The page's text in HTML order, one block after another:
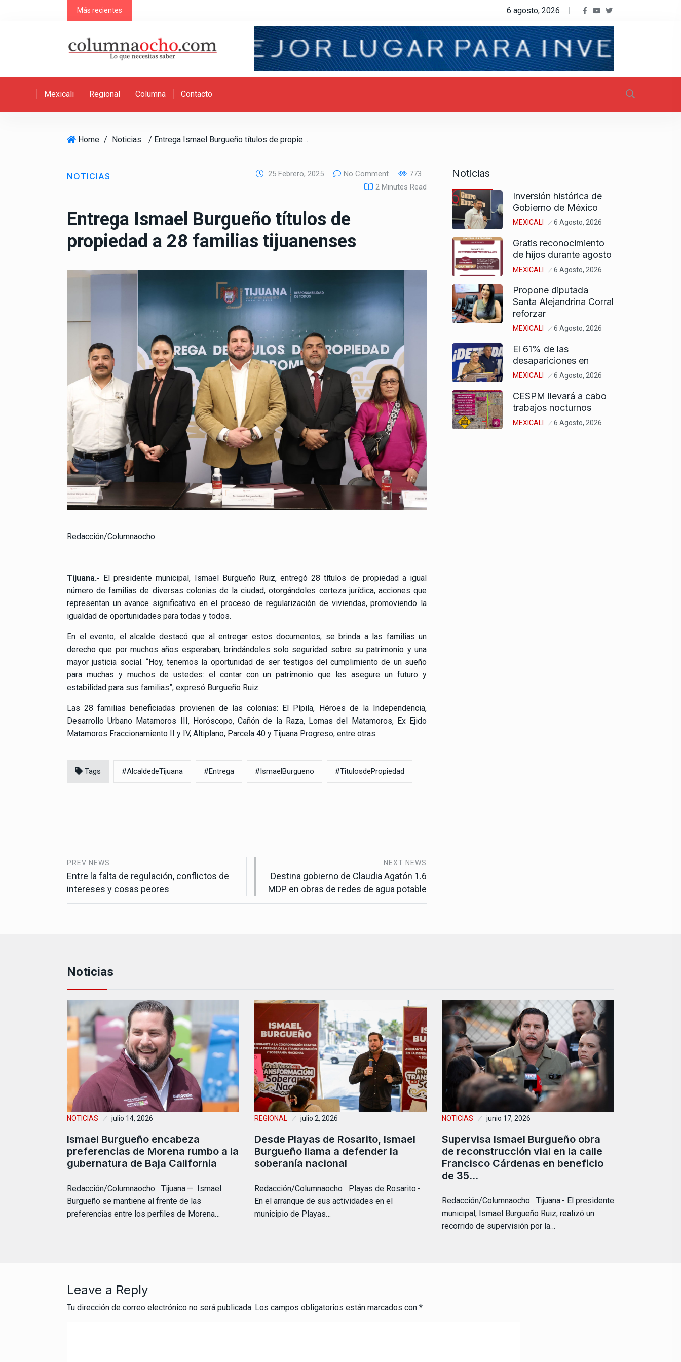
k
Más recientes 6 agosto, 2026
Mexicali Regional Columna Contacto
Home / Noticias / Entrega Ismael Burgueño títulos de propiedad a 28 familias tijuanenses
NOTICIAS 25 Febrero, 2025 No Comment
773
2 Minutes Read
Entrega Ismael Burgueño títulos de
propiedad a 28 familias tijuanenses
Redacción/Columnaocho
Tijuana.- El presidente municipal, Ismael Burgueño Ruiz, entregó 28 títulos de propiedad a igual
número de familias de diversas colonias de la ciudad, otorgándoles certeza jurídica, acciones que
representan un avance significativo en el proceso de regularización de viviendas, promoviendo la
igualdad de oportunidades para todas y todos.
En el evento, el alcalde destacó que al entregar estos documentos, se brinda a las familias un
derecho que por muchos años esperaban, brindándoles solo seguridad sobre su patrimonio y una
mayor justicia social. “Hoy, tenemos la oportunidad de ser testigos del cumplimiento de un sueño
para muchas y muchos de ustedes: el contar con un patrimonio que les asegure un futuro y
estabilidad para sus familias”, expresó Burgueño Ruiz.
Las 28 familias beneficiadas provienen de las colonias: El Pípila, Héroes de la Independencia,
Desarrollo Urbano Matamoros III, Horóscopo, Cañón de la Raza, Lomas del Matamoros, Ex Ejido
Matamoros Fraccionamiento II y IV, Altiplano, Parcela 40 y Tijuana Progreso, entre otras.
Tags #AlcaldedeTijuana #Entrega #IsmaelBurgueno #TitulosdePropiedad
PREV NEWS
Entre la falta de regulación, conflictos de
intereses y cosas peores
NEXT NEWS
Destina gobierno de Claudia Agatón 1.6
MDP en obras de redes de agua potable
Noticias
Inversión histórica de
Gobierno de México
MEXICALI 6 Agosto, 2026
Gratis reconocimiento
de hijos durante agosto
MEXICALI 6 Agosto, 2026
Propone diputada
Santa Alejandrina Corral
reforzar
MEXICALI 6 Agosto, 2026
El 61% de las
desapariciones en
MEXICALI 6 Agosto, 2026
CESPM llevará a cabo
trabajos nocturnos
MEXICALI 6 Agosto, 2026
Noticias
NOTICIAS julio 14, 2026
Ismael Burgueño encabeza
preferencias de Morena rumbo a la
gubernatura de Baja California
Redacción/Columnaocho Tijuana.— Ismael
Burgueño se mantiene al frente de las
preferencias entre los perfiles de Morena…
REGIONAL julio 2, 2026
Desde Playas de Rosarito, Ismael
Burgueño llama a defender la
soberanía nacional
Redacción/Columnaocho Playas de Rosarito.-
En el arranque de sus actividades en el
municipio de Playas…
NOTICIAS junio 17, 2026
Supervisa Ismael Burgueño obra
de reconstrucción vial en la calle
Francisco Cárdenas en beneficio
de 35…
Redacción/Columnaocho Tijuana.- El presidente
municipal, Ismael Burgueño Ruiz, realizó un
recorrido de supervisión por la…
Leave a Reply
Tu dirección de correo electrónico no será publicada. Los campos obligatorios están marcados con *